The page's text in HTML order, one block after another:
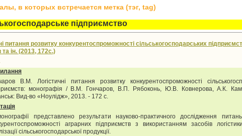
в которых встречается метка (тэг, tag)
підприємство
питання розвитку конкурентоспроможності сільськогосподарських
та ін. (2013, 172с.)
В.М. Логістичні питання розвитку конкурентоспроможності
монографія / В.М. Гончаров, В.П. Рябоконь, Ю.В. Ковнерова, А.К.
Вид-во «Ноулідж», 2013. - 172 с.
ія
представлено результати науково-практичного дослідження
аграрних підприємств з використанням засобів
сільськогосподарської продукції.